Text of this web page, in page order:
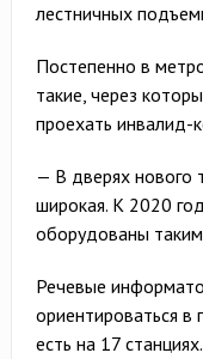
лестничных
Постепенно в
такие, через
проехать инвалид-
— В дверях нового
широкая. К 2020
оборудованы
Речевые
ориентироваться
есть на 17